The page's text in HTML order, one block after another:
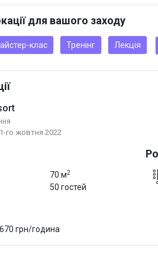
для вашого заходу
клас Тренінг Лекція
го жовтня 2022
70 м2
50 гостей
670 грн/година